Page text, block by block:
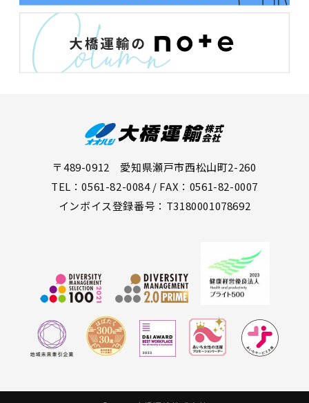
〒489-0912 愛知県瀬戸市西松山町2-260
TEL：0561-82-0084 / FAX：0561-82-0007
インボイス登録番号：T3180001078692